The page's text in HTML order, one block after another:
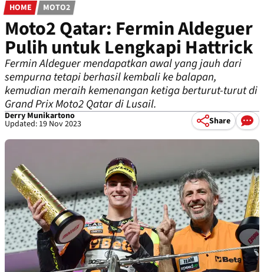
HOME MOTO2
Moto2 Qatar: Fermin Aldeguer
Pulih untuk Lengkapi Hattrick
Fermin Aldeguer mendapatkan awal yang jauh dari
sempurna tetapi berhasil kembali ke balapan,
kemudian meraih kemenangan ketiga berturut-turut di
Grand Prix Moto2 Qatar di Lusail.
Derry Munikartono
Updated: 19 Nov 2023 Share